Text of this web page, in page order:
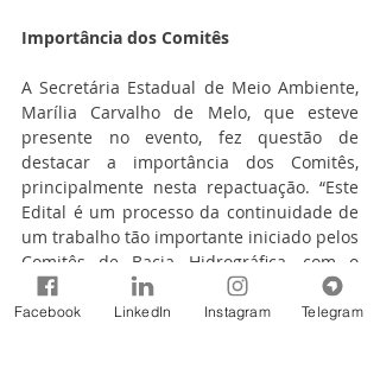
Importância dos Comitês
A Secretária Estadual de Meio Ambiente,
Marília Carvalho de Melo, que esteve
presente no evento, fez questão de
destacar a importância dos Comitês,
principalmente nesta repactuação. “Este
Edital é um processo da continuidade de
um trabalho tão importante iniciado pelos
Comitês de Bacia Hidrográfica, com o
plano de recursos hídricos e a
implementação da cobrança, que
Facebook LinkedIn Instagram Telegram